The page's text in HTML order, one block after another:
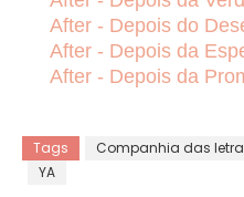
After - Depois do
After - Depois da
After - Depois da
Tags Companhia das
YA